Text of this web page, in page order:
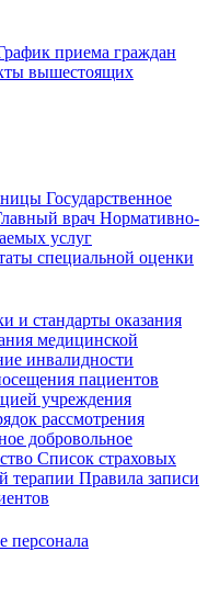
приема граждан
вышестоящих
Государственное
врач Нормативно-
услуг
специальной оценки
и стандарты оказания
медицинской
инвалидности
пациентов
учреждения
рассмотрения
добровольное
Список страховых
терапии Правила записи
персонала